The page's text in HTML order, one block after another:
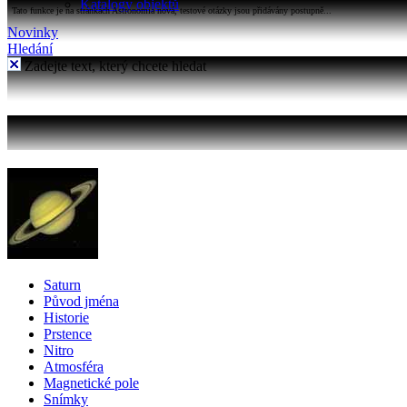
Katalogy objektů
Tato funkce je na stránkách Astronomia nová, testové otázky jsou přidávány postupně...
Novinky
Hledání
Zadejte text, který chcete hledat
Saturn
Původ jména
Historie
Prstence
Nitro
Atmosféra
Magnetické pole
Snímky